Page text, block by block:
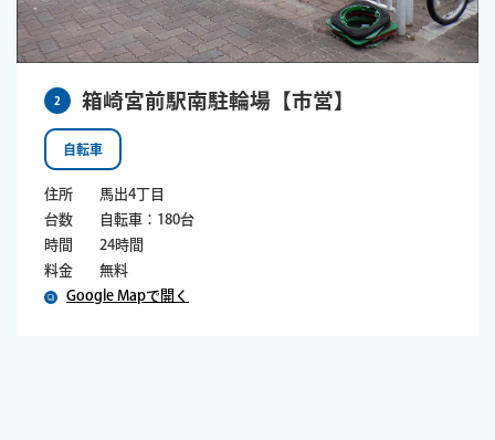
2 箱崎宮前駅南駐輪場【市営】
自転車
住所
馬出4丁目
台数
自転車：180台
時間
24時間
料金
無料
Google Mapで開く